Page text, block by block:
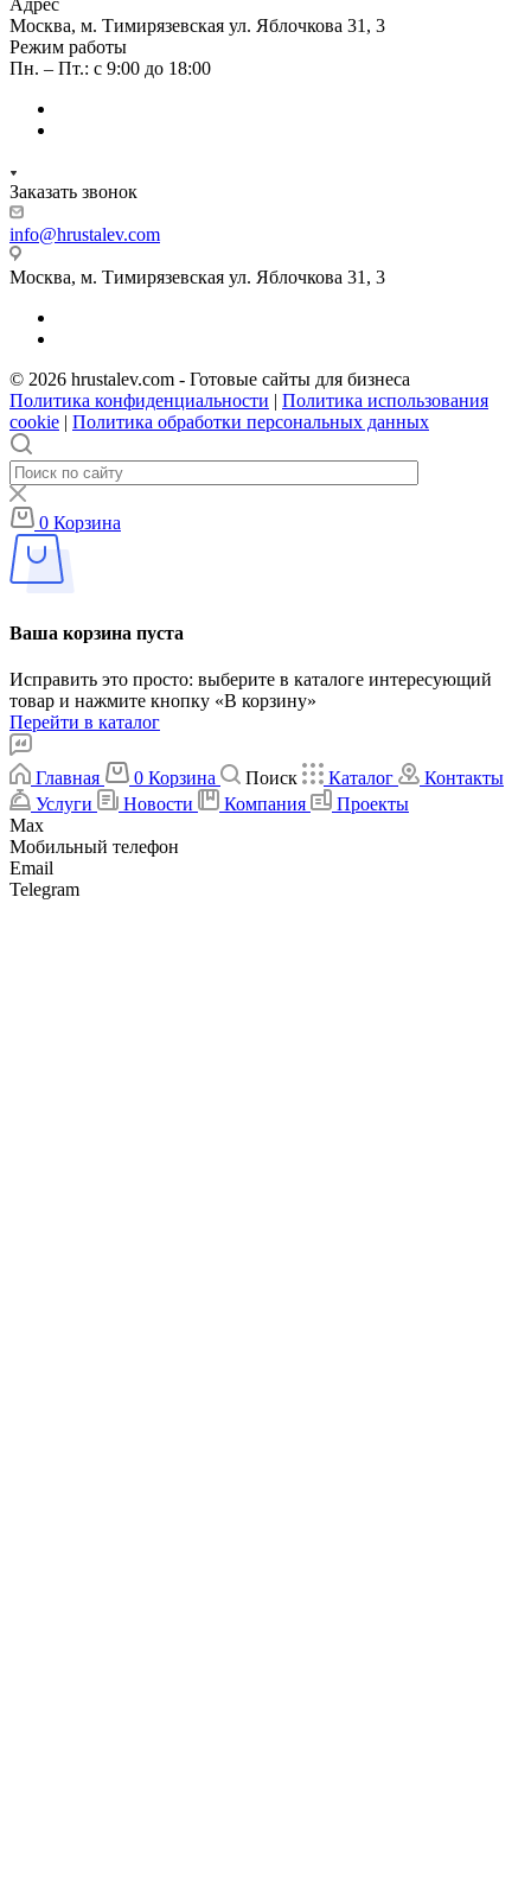
Москва, м. Тимирязевская ул. Яблочкова 31, 3
Режим работы
Пн. – Пт.: с 9:00 до 18:00
Заказать звонок
info@hrustalev.com
Москва, м. Тимирязевская ул. Яблочкова 31, 3
© 2026 hrustalev.com - Готовые сайты для бизнеса
Политика конфиденциальности | Политика использования
cookie | Политика обработки персональных данных
0 Корзина
Ваша корзина пуста
Исправить это просто: выберите в каталоге интересующий
товар и нажмите кнопку «В корзину»
Перейти в каталог
Главная 0 Корзина Поиск Каталог
Контакты
Услуги
Новости Компания
Проекты
Max
Мобильный телефон
Email
Telegram